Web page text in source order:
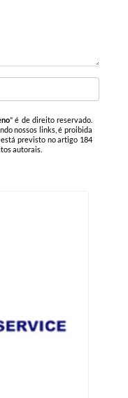
" é de direito reservado.
nossos links, é proibida
previsto no artigo 184
autorais